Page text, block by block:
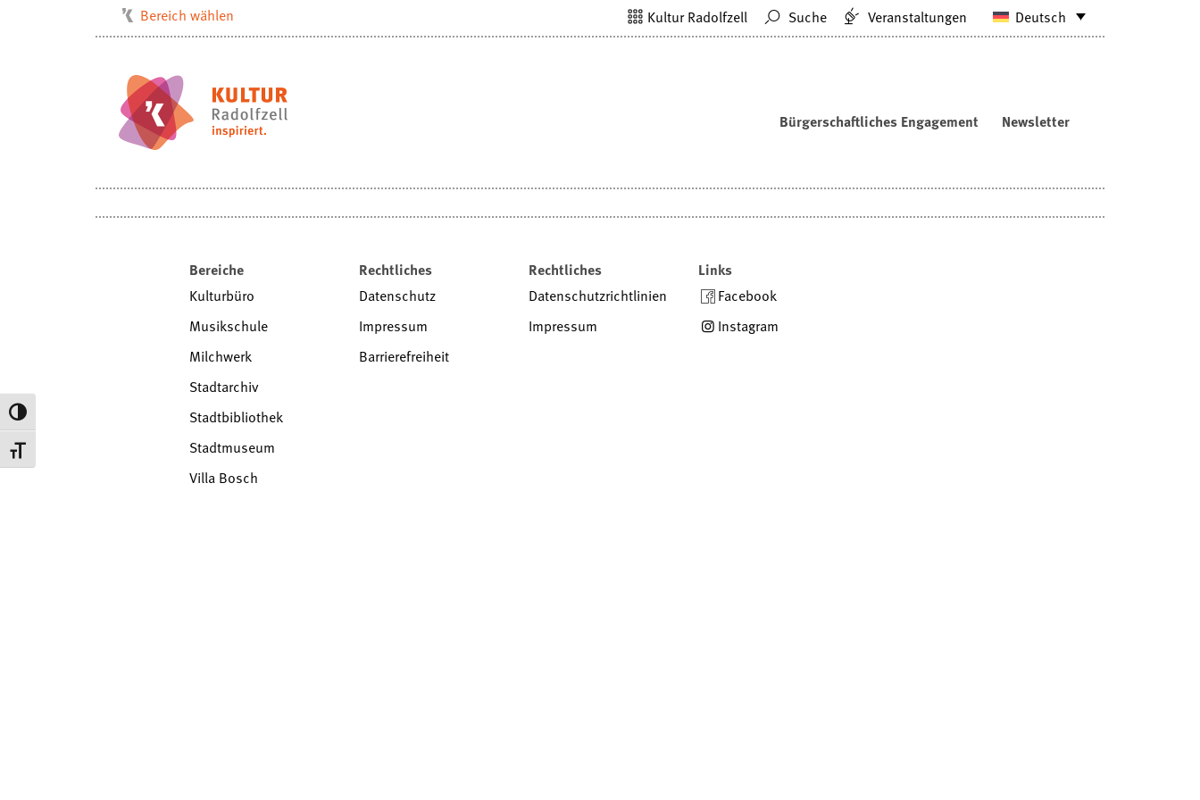
Umschalten auf hohe Kontraste
Schrift vergrößern
Bereich wählen
Milchwerk
Musikschule
Stadtarchiv
Radolfzell1200
Deutsch
Kultur Radolfzell Suche Veranstaltungen
Bürgerschaftliches Engagement Newsletter
Bereiche
Kulturbüro
Musikschule
Milchwerk
Stadtarchiv
Stadtbibliothek
Stadtmuseum
Villa Bosch
Rechtliches
Datenschutz
Impressum
Barrierefreiheit
Rechtliches
Datenschutzrichtlinien
Impressum
Links
Facebook
Instagram